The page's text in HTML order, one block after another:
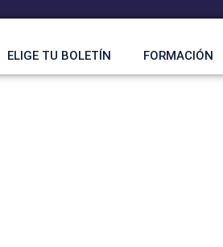
ELIGE TU BOLETÍN FORMACIÓN